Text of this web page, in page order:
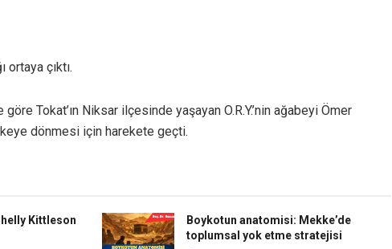
ortaya çıktı.
göre Tokat’ın Niksar ilçesinde yaşayan O.R.Y.’nin ağabeyi Ömer
dönmesi için harekete geçti.
Kittleson
Boykotun anatomisi: Mekke’de
toplumsal yok etme stratejisi